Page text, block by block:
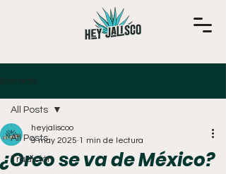
Entrada
All Posts
Tradición
All Posts
¿Oreo se va de México?
heyjaliscoo
9 may 2025 1 min de lectura